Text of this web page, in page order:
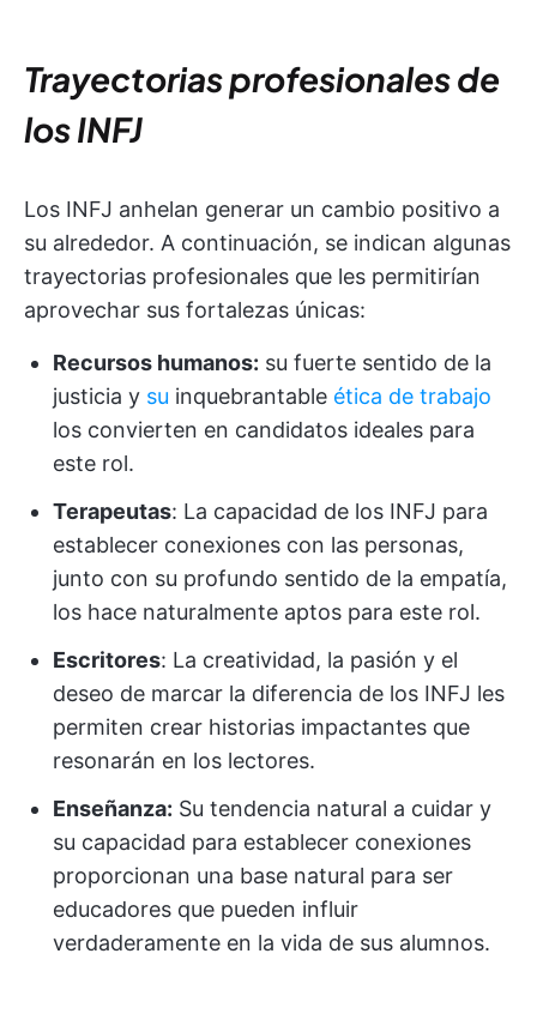
Trayectorias profesionales de
los INFJ
Los INFJ anhelan generar un cambio positivo a
su alrededor. A continuación, se indican algunas
trayectorias profesionales que les permitirían
aprovechar sus fortalezas únicas:
Recursos humanos: su fuerte sentido de la
justicia y su inquebrantable ética de trabajo
los convierten en candidatos ideales para
este rol.
Terapeutas: La capacidad de los INFJ para
establecer conexiones con las personas,
junto con su profundo sentido de la empatía,
los hace naturalmente aptos para este rol.
Escritores: La creatividad, la pasión y el
deseo de marcar la diferencia de los INFJ les
permiten crear historias impactantes que
resonarán en los lectores.
Enseñanza: Su tendencia natural a cuidar y
su capacidad para establecer conexiones
proporcionan una base natural para ser
educadores que pueden influir
verdaderamente en la vida de sus alumnos.